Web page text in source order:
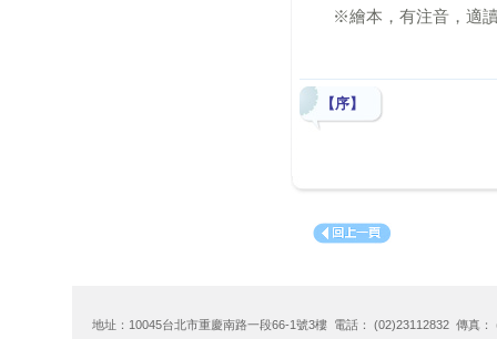
※繪本，有注音，適
【序】
地址：10045台北市重慶南路一段66-1號3樓 電話： (02)23112832 傳真